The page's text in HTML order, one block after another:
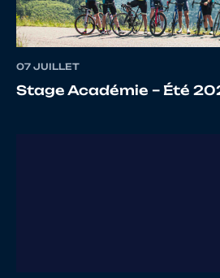
15 10125563753
16 10137829304
07 JUILLET
Stage Académie – Été